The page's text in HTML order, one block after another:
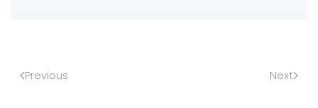
Previous Next